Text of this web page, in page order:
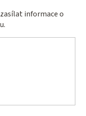
informace o